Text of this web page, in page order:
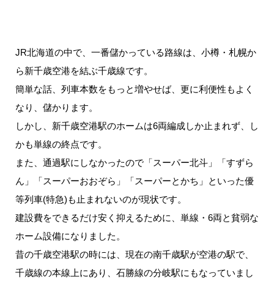
JR北海道の中で、一番儲かっている路線は、小樽・札幌か
ら新千歳空港を結ぶ千歳線です。
簡単な話、列車本数をもっと増やせば、更に利便性もよく
なり、儲かります。
しかし、新千歳空港駅のホームは6両編成しか止まれず、し
かも単線の終点です。
また、通過駅にしなかったので「スーパー北斗」「すずら
ん」「スーパーおおぞら」「スーパーとかち」といった優
等列車(特急)も止まれないのが現状です。
建設費をできるだけ安く抑えるために、単線・6両と貧弱な
ホーム設備になりました。
昔の千歳空港駅の時には、現在の南千歳駅が空港の駅で、
千歳線の本線上にあり、石勝線の分岐駅にもなっていまし